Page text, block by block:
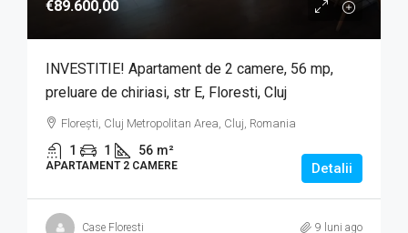
€89.600,00
INVESTITIE! Apartament de 2 camere, 56 mp,
preluare de chiriasi, str E, Floresti, Cluj
Florești, Cluj Metropolitan Area, Cluj, Romania
1 1 56 m²
APARTAMENT 2 CAMERE Detalii
Case Floresti 9 luni ago